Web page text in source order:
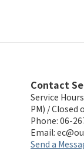
Contact
Service
PM) / Closed
Phone: 06-
Email:
Send a